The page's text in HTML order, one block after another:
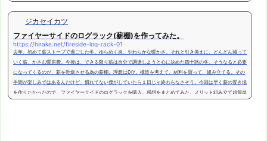
ジカセイカツ
ファイヤーサイドのログラック(薪棚)を作ってみた。
https://hirake.net/fireside-log-rack-01
去年、初めて薪ストーブで過ごした冬。ゆらめく炎、やわらかな暖かさ。それと引き換えに、どんどん減って
いく薪、かさむ暖房費。今後は、できる限り薪は自分で調達しようと心に決めた四十路の冬。そうなると必要
になってくるのが、薪を乾燥させる為の薪棚。理想はDIY。構造を考えて、材料を買って、組み立てる。その
手間が楽しみではあるんだけど、慣れてない僕がしていたら１日じゃ終わらなさそう。今回は早く薪の置き場
を作りたかったので、ファイヤーサイドのログラックを購入。感想をまとめてみた。メリット組み立て超簡単